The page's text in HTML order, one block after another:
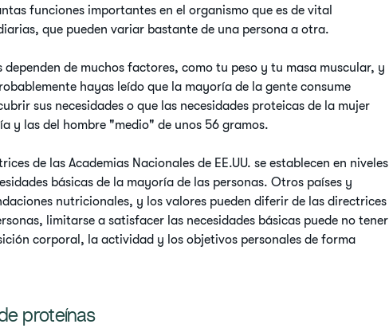
funciones importantes en el organismo que es de vital
que pueden variar bastante de una persona a otra.
dependen de muchos factores, como tu peso y tu masa muscular, y
hayas leído que la mayoría de la gente consume
sus necesidades o que las necesidades proteicas de la mujer
y las del hombre "medio" de unos 56 gramos.
de las Academias Nacionales de EE.UU. se establecen en niveles
básicas de la mayoría de las personas. Otros países y
nutricionales, y los valores pueden diferir de las directrices
limitarse a satisfacer las necesidades básicas puede no tener
corporal, la actividad y los objetivos personales de forma
proteínas